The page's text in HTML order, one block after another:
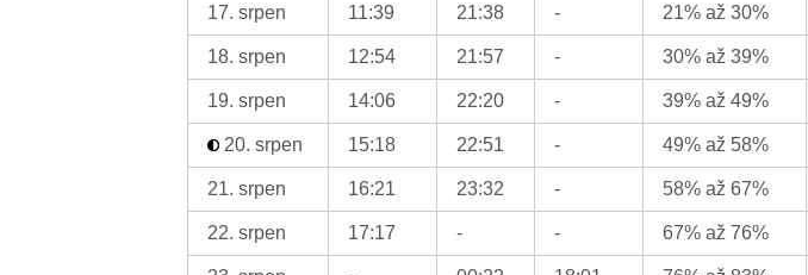
17. srpen 11:39 21:38 - 21% až 30%
18. srpen 12:54 21:57 - 30% až 39%
19. srpen 14:06 22:20 - 39% až 49%
20. srpen 15:18 22:51 - 49% až 58%
21. srpen 16:21 23:32 - 58% až 67%
22. srpen 17:17 - - 67% až 76%